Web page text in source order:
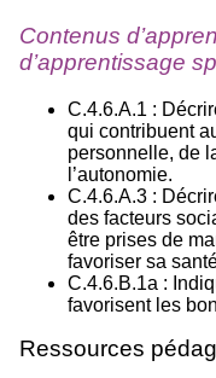
Contenus
d’apprentissage
C.4.6.A.1 :
qui contribuent
personnelle, de
l’autonomie.
C.4.6.A.3 :
des facteurs
être prises de
favoriser sa
C.4.6.B.1a :
favorisent les
Ressources